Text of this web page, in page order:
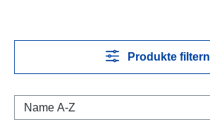
Produkte filtern